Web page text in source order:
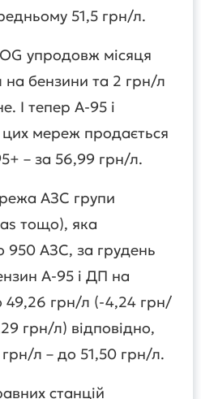
51,5 грн/л.
упродовж місяця
на бензини та 2 грн/л
І тепер А-95 і
мереж продається
– за 56,99 грн/л.
АЗС групи
тощо), яка
950 АЗС, за грудень
А-95 і ДП на
49,26 грн/л (-4,24 грн/
грн/л) відповідно,
л – до 51,50 грн/л.
станцій